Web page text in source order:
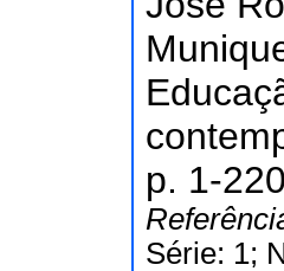
p. 1-
Série: 1;